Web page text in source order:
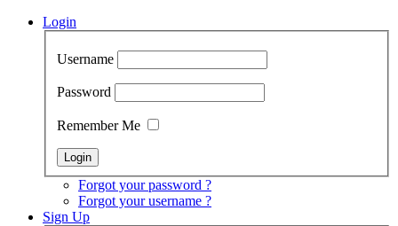
Login
Username
Password
Remember Me
Forgot your password ?
Forgot your username ?
Sign Up